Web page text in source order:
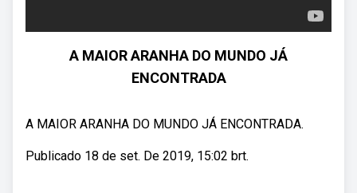
A MAIOR ARANHA DO MUNDO JÁ
ENCONTRADA
A MAIOR ARANHA DO MUNDO JÁ ENCONTRADA.
Publicado 18 de set. De 2019, 15:02 brt.